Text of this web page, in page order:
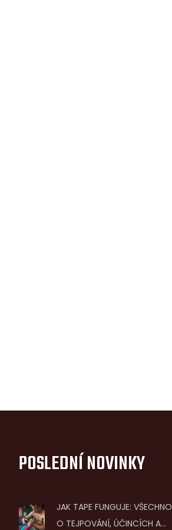
POSLEDNÍ NOVINKY
JAK TAPE FUNGUJE: VŠECHNO
O TEJPOVÁNÍ, ÚČINCÍCH A